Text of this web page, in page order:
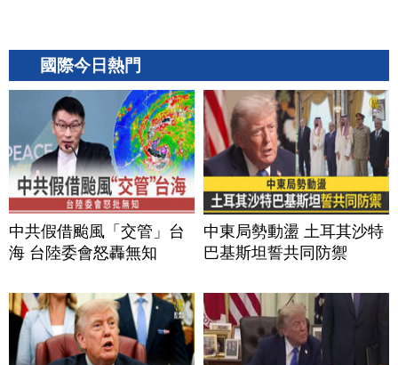
國際今日熱門
中共假借颱風「交管」台
海 台陸委會怒轟無知
中東局勢動盪 土耳其沙特
巴基斯坦誓共同防禦